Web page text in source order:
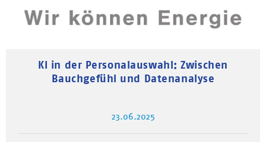
KI in der Personalauswahl: Zwischen
Bauchgefühl und Datenanalyse
23.06.2025